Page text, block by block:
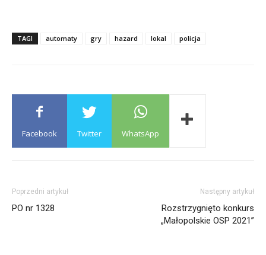
TAGI automaty gry hazard lokal policja
Facebook Twitter WhatsApp
Poprzedni artykuł
PO nr 1328
Następny artykuł
Rozstrzygnięto konkurs
„Małopolskie OSP 2021”